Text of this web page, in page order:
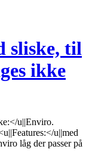
sliske, til
ikke
u||Enviro.
u||med
låg der passer på